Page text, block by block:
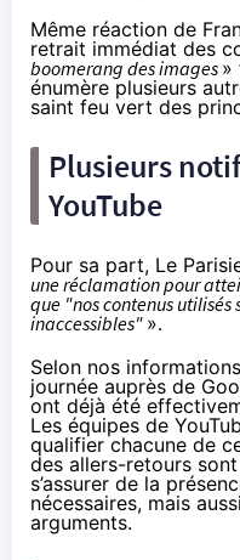
Même réaction de
retrait immédiat des
boomerang des images »
énumère plusieurs
saint feu vert des
Plusieurs
YouTube
Pour sa part, Le
une réclamation pour
que "nos contenus
inaccessibles" ».
Selon nos
journée auprès de
ont déjà été
Les équipes de
qualifier chacune de
des allers-retours
s’assurer de la
nécessaires, mais
arguments.